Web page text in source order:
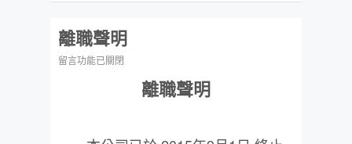
離職聲明
在
留言功能已關閉
離職聲明